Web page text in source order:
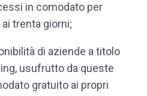
in comodato per
trenta giorni;
di aziende a titolo
usufrutto da queste
gratuito ai propri